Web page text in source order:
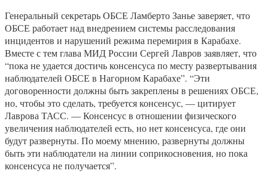
Генеральный секретарь ОБСЕ Ламберто Занье заверяет, что
ОБСЕ работает над внедрением системы расследования
инцидентов и нарушений режима перемирия в Карабахе.
Вместе с тем глава МИД России Сергей Лавров заявляет, что
“пока не удается достичь консенсуса по месту развертывания
наблюдателей ОБСЕ в Нагорном Карабахе”. “Эти
договоренности должны быть закреплены в решениях ОБСЕ,
но, чтобы это сделать, требуется консенсус, — цитирует
Лаврова ТАСС. — Консенсус в отношении физического
увеличения наблюдателей есть, но нет консенсуса, где они
будут развернуты. По моему мнению, развернуты должны
быть эти наблюдатели на линии соприкосновения, но пока
консенсуса не получается”.